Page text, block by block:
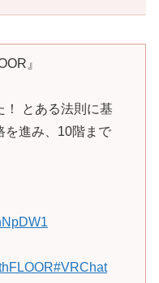
』
！ とある法則に基
を進み、10階まで
#VRChat